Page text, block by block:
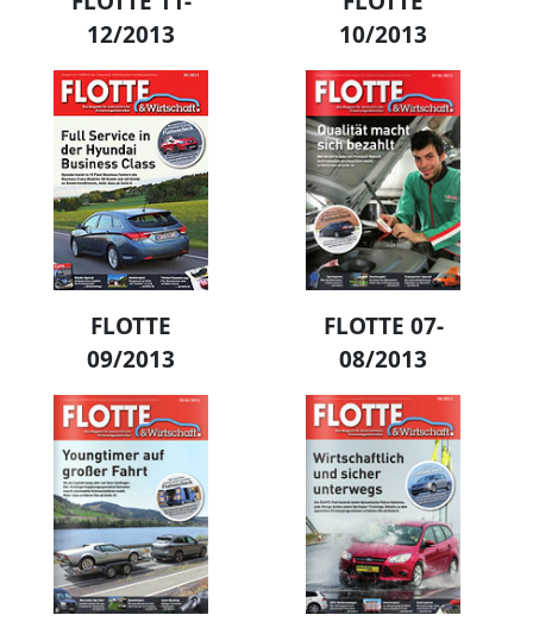
12/2013
10/2013
FLOTTE
09/2013
FLOTTE 07-
08/2013